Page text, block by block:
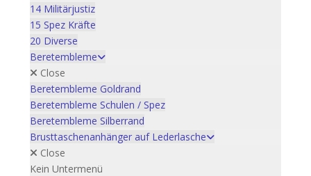
14 Militärjustiz
15 Spez Kräfte
20 Diverse
Beretembleme
Close
Beretembleme Goldrand
Beretembleme Schulen / Spez
Beretembleme Silberrand
Brusttaschenanhänger auf Lederlasche
Close
Kein Untermenü